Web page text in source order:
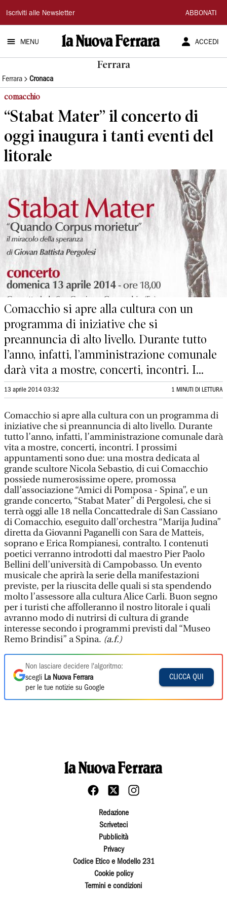
La
Nuova
Ferrara
Iscriviti alle Newsletter ABBONATI
MENU ACCEDI
Ferrara
Ferrara Cronaca
comacchio
“Stabat Mater” il concerto di
oggi inaugura i tanti eventi del
litorale
Comacchio si apre alla cultura con un
programma di iniziative che si
preannuncia di alto livello. Durante tutto
l’anno, infatti, l’amministrazione comunale
darà vita a mostre, concerti, incontri. I...
13 aprile 2014 03:32 1 MINUTI DI LETTURA
Comacchio si apre alla cultura con un programma di
iniziative che si preannuncia di alto livello. Durante
tutto l’anno, infatti, l’amministrazione comunale darà
vita a mostre, concerti, incontri. I prossimi
appuntamenti sono due: una mostra dedicata al
grande scultore Nicola Sebastio, di cui Comacchio
possiede numerosissime opere, promossa
dall’associazione “Amici di Pomposa - Spina”, e un
grande concerto, “Stabat Mater” di Pergolesi, che si
terrà oggi alle 18 nella Concattedrale di San Cassiano
di Comacchio, eseguito dall’orchestra “Marija Judina”
diretta da Giovanni Paganelli con Sara de Matteis,
soprano e Erica Rompianesi, contralto. I contenuti
poetici verranno introdotti dal maestro Pier Paolo
Bellini dell’università di Campobasso. Un evento
musicale che aprirà la serie della manifestazioni
previste, per la riuscita delle quali si sta spendendo
molto l’assessore alla cultura Alice Carli. Buon segno
per i turisti che affolleranno il nostro litorale i quali
avranno modo di nutrirsi di cultura di grande
interesse secondo i programmi previsti dal “Museo
Remo Brindisi” a Spina. (a.f.)
Non lasciare decidere l'algoritmo:
scegli La Nuova Ferrara
per le tue notizie su Google
CLICCA QUI
Redazione
Scriveteci
Pubblicità
Privacy
Codice Etico e Modello 231
Cookie policy
Termini e condizioni